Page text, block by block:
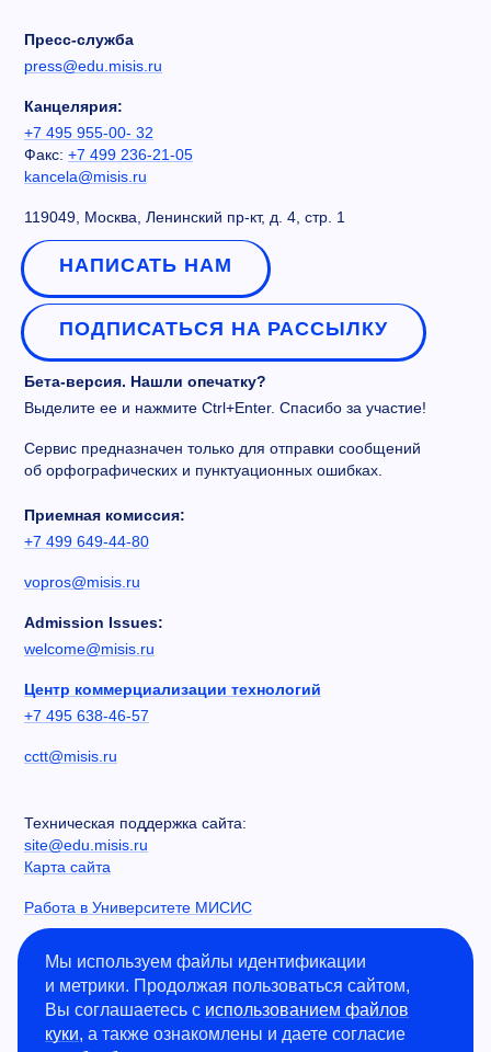
Пресс-служба
press@edu.misis.ru
Канцелярия:
+7 495 955-00- 32
Факс: +7 499 236-21-05
kancela@misis.ru
119049, Москва, Ленинский пр-кт, д. 4, стр. 1
НАПИСАТЬ НАМ
ПОДПИСАТЬСЯ НА РАССЫЛКУ
Бета-версия. Нашли опечатку?
Выделите ее и нажмите Ctrl+Enter. Спасибо за участие!
Сервис предназначен только для отправки сообщений
об орфографических и пунктуационных ошибках.
Приемная комиссия:
+7 499 649-44-80
vopros@misis.ru
Admission Issues:
welcome@misis.ru
Центр коммерциализации технологий
+7 495 638-46-57
cctt@misis.ru
Техническая поддержка сайта:
site@edu.misis.ru
Карта сайта
Работа в Университете МИСИС
Сведения об образовательной организации
Информация о закупках
Противодействие коррупции
Политика конфиденциальности
Мы используем файлы идентификации
и метрики. Продолжая пользоваться сайтом,
Вы соглашаетесь с использованием файлов
куки, а также ознакомлены и даете согласие